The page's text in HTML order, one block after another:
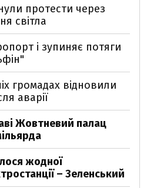
протести через
світла
і зупиняє потяги
громадах відновили
аварії
Жовтневий палац
жодної
– Зеленський